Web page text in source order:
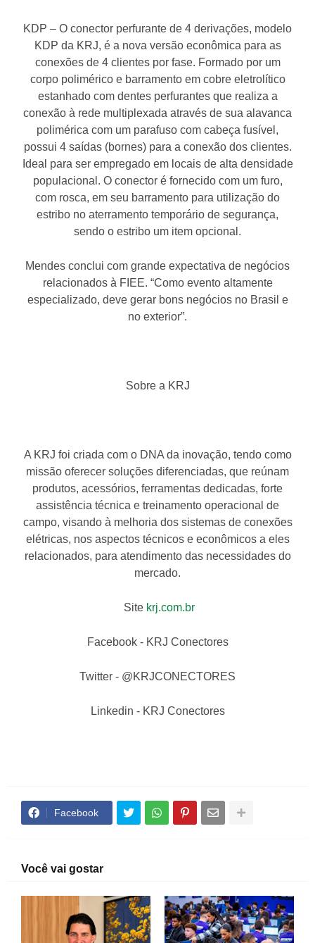
KDP – O conector perfurante de 4 derivações, modelo
KDP da KRJ, é a nova versão econômica para as
conexões de 4 clientes por fase. Formado por um
corpo polimérico e barramento em cobre eletrolítico
estanhado com dentes perfurantes que realiza a
conexão à rede multiplexada através de sua alavanca
polimérica com um parafuso com cabeça fusível,
possui 4 saídas (bornes) para a conexão dos clientes.
Ideal para ser empregado em locais de alta densidade
populacional. O conector é fornecido com um furo,
com rosca, em seu barramento para utilização do
estribo no aterramento temporário de segurança,
sendo o estribo um item opcional.
Mendes conclui com grande expectativa de negócios
relacionados à FIEE. “Como evento altamente
especializado, deve gerar bons negócios no Brasil e
no exterior”.
Sobre a KRJ
A KRJ foi criada com o DNA da inovação, tendo como
missão oferecer soluções diferenciadas, que reúnam
produtos, acessórios, ferramentas dedicadas, forte
assistência técnica e treinamento operacional de
campo, visando à melhoria dos sistemas de conexões
elétricas, nos aspectos técnicos e econômicos a eles
relacionados, para atendimento das necessidades do
mercado.
Site krj.com.br
Facebook - KRJ Conectores
Twitter - @KRJCONECTORES
Linkedin - KRJ Conectores
Facebook
Você vai gostar